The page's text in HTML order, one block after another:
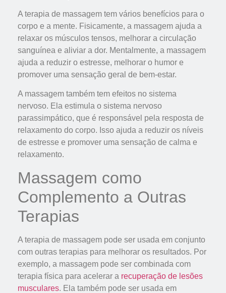
A terapia de massagem tem vários benefícios para o
corpo e a mente. Fisicamente, a massagem ajuda a
relaxar os músculos tensos, melhorar a circulação
sanguínea e aliviar a dor. Mentalmente, a massagem
ajuda a reduzir o estresse, melhorar o humor e
promover uma sensação geral de bem-estar.
A massagem também tem efeitos no sistema
nervoso. Ela estimula o sistema nervoso
parassimpático, que é responsável pela resposta de
relaxamento do corpo. Isso ajuda a reduzir os níveis
de estresse e promover uma sensação de calma e
relaxamento.
Massagem como
Complemento a Outras
Terapias
A terapia de massagem pode ser usada em conjunto
com outras terapias para melhorar os resultados. Por
exemplo, a massagem pode ser combinada com
terapia física para acelerar a recuperação de lesões
musculares. Ela também pode ser usada em